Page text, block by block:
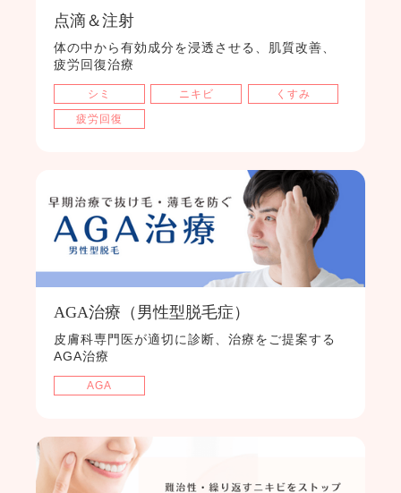
点滴＆注射
体の中から有効成分を浸透させる、肌質改善、
疲労回復治療
シミ ニキビ
くすみ
疲労回復
AGA治療（男性型脱毛症）
皮膚科専門医が適切に診断、治療をご提案する
AGA治療
AGA